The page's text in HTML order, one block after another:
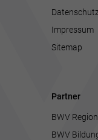
Impressum
Sitemap
Partner
BWV
BWV